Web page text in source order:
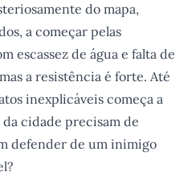
do mapa,
a começar pelas
escassez de água e falta de
a resistência é forte. Até
inexplicáveis começa a
cidade precisam de
defender de um inimigo